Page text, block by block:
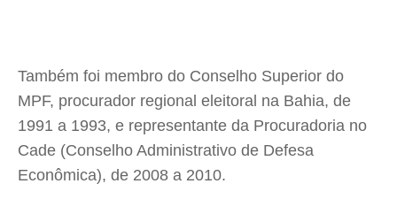
Também foi membro do Conselho Superior do
MPF, procurador regional eleitoral na Bahia, de
1991 a 1993, e representante da Procuradoria no
Cade (Conselho Administrativo de Defesa
Econômica), de 2008 a 2010.